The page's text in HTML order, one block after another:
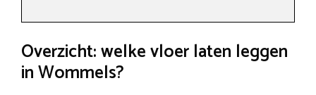
Overzicht: welke vloer laten leggen
in Wommels?